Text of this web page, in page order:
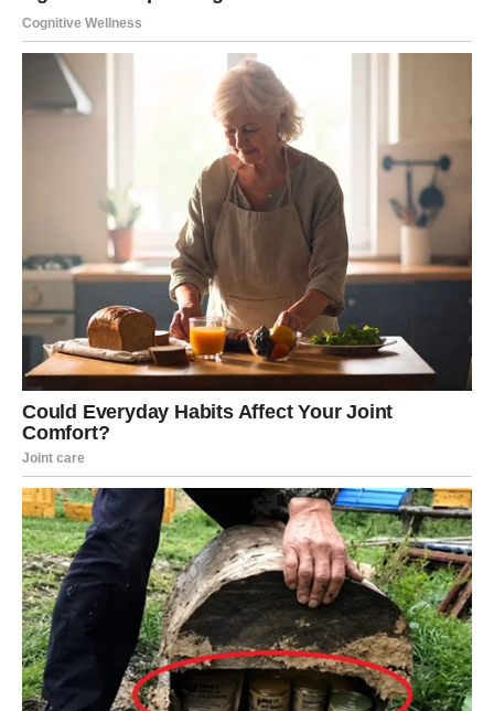
Ako si slobodan/na, može se pojaviti osoba koja deluje
zrelo i stabilno, ali ti treba da pustiš da se stvari razvijaju
bez perfekcionizma.
Ljubav nije projekat. Ne moraš sve da
popraviš – nekad samo treba da osetiš.
VAGA
Vaga danas želi harmoniju, ali i istinu. Više ti nije dovoljno
da „bude mir“ ako ti srce nije mirno. Ako si u vezi, petak
donosi priliku za pomirenje, za romantiku, ali i za
razgovor koji vraća balans. Dovoljno je da se kaže ono što
se odlagalo – bez napada, ali iskreno.
Slobodne Vage mogu doživeti susret koji deluje karmički.
Neko te privuče na način koji nije samo fizički, nego kao
da ti je poznat. Moguće je i javljanje osobe iz prošlosti, ali
sada ti biraš sa više samopoštovanja.
Ključ dana:
Ne ugađaj svima. Najvažnije je da tvoja duša
bude mirna.
ŠKORPIJA